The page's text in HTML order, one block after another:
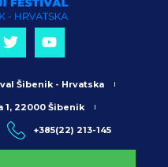
Šibenik - Hrvatska
1, 22000 Šibenik
+385(22) 213-145